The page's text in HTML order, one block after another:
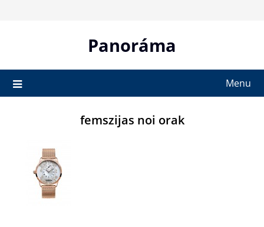
Panoráma
Menu
femszijas noi orak